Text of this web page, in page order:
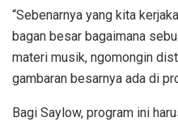
“Sebenarnya yang kita
bagan besar bagaimana
materi musik, ngomongin
gambaran besarnya ada di
Bagi Saylow, program ini